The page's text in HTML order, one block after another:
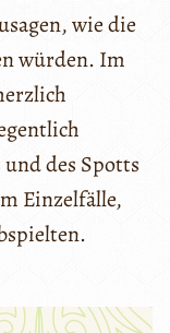
wie die
würden. Im
des Spotts
Einzelfälle,